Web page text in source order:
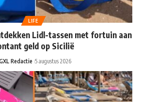
LIFE
Lidl-tassen met fortuin aan
geld op Sicilië
Redactie 5 augustus 2026